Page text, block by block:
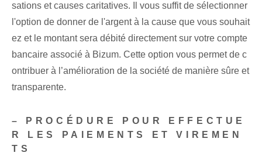
sations et causes caritatives. Il vous suffit de sélectionner
l'option de donner de l'argent à la cause que vous souhait
ez et le montant sera débité directement sur votre compte
bancaire associé à Bizum. Cette option vous permet de c
ontribuer à l’amélioration de la société de manière sûre et
transparente.
– PROCÉDURE​ POUR EFFECTUE
R LES PAIEMENTS ET VIREMEN
TS